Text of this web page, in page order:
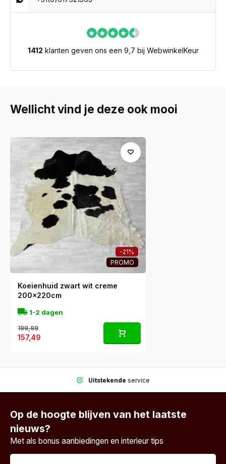
1412 klanten geven ons een 9,7 bij WebwinkelKeur
Wellicht vind je deze ook mooi
-21%
PROMO
Koeienhuid zwart wit creme
200x220cm
1-2 dagen
199,99
157,49
Uitstekende service
Op de hoogte blijven van het laatste
nieuws?
Met als bonus aanbiedingen en interieur tips